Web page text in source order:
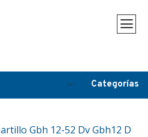
Categorías
Gbh 12-52 Dv Gbh12 D